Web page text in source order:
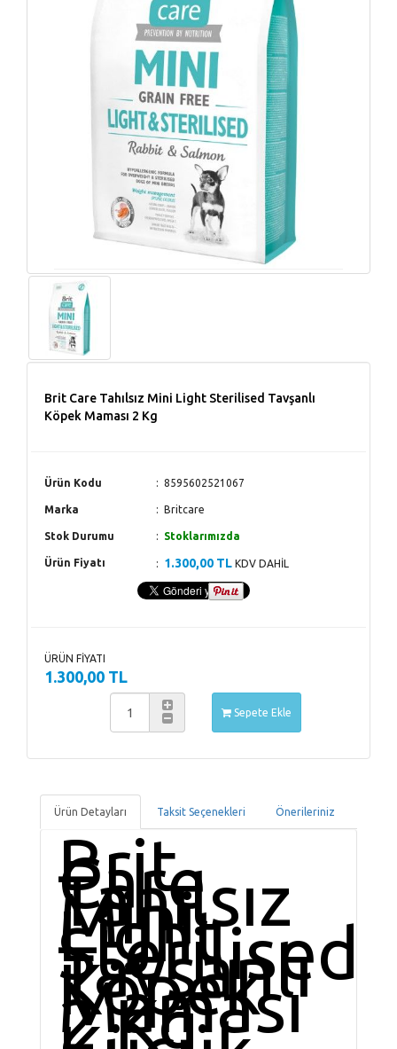
Brit Care Tahılsız Mini Light Sterilised Tavşanlı
Köpek Maması 2 Kg
Ürün Kodu 8595602521067
Marka Britcare
Stok Durumu Stoklarımızda
Ürün Fiyatı 1.300,00 TL KDV DAHİL
ÜRÜN FİYATI
1.300,00 TL
Sepete Ekle
Ürün Detayları Taksit Seçenekleri Önerileriniz
Brit
Care
Tahılsız
Mini
Light
Sterilised
Tavşanlı
Köpek
Maması
2 Kg